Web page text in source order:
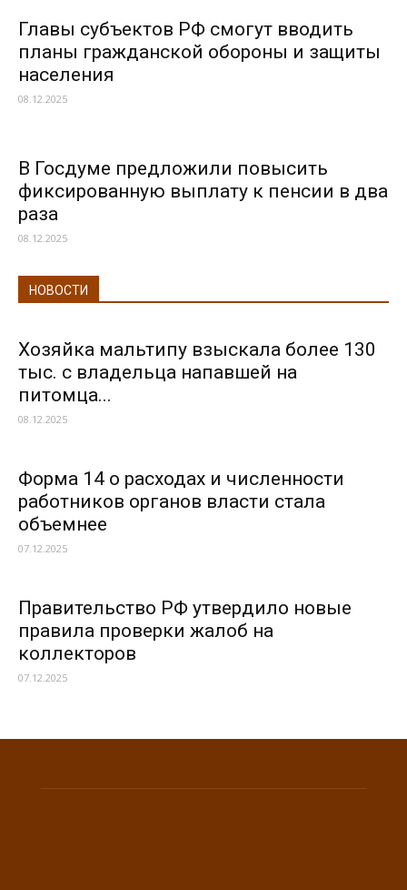
Главы субъектов РФ смогут вводить
планы гражданской обороны и защиты
населения
08.12.2025
В Госдуме предложили повысить
фиксированную выплату к пенсии в два
раза
08.12.2025
НОВОСТИ
Хозяйка мальтипу взыскала более 130
тыс. с владельца напавшей на
питомца...
08.12.2025
Форма 14 о расходах и численности
работников органов власти стала
объемнее
07.12.2025
Правительство РФ утвердило новые
правила проверки жалоб на
коллекторов
07.12.2025